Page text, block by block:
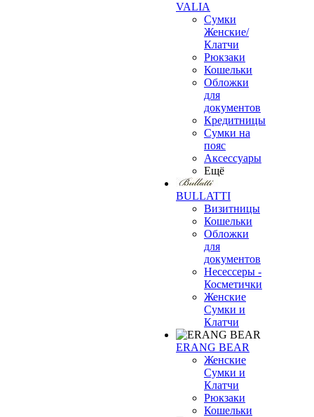
VALIA
Сумки
Женские/
Клатчи
Рюкзаки
Кошельки
Обложки
для
документов
Кредитницы
Сумки на
пояс
Аксессуары
Ещё
BULLATTI
Визитницы
Кошельки
Обложки
для
документов
Несессеры -
Косметички
Женские
Сумки и
Клатчи
ERANG BEAR
Женские
Сумки и
Клатчи
Рюкзаки
Кошельки